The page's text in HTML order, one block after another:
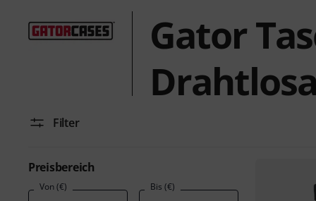
Gator
Filter
Preisbereich
Von (€) Bis (€)